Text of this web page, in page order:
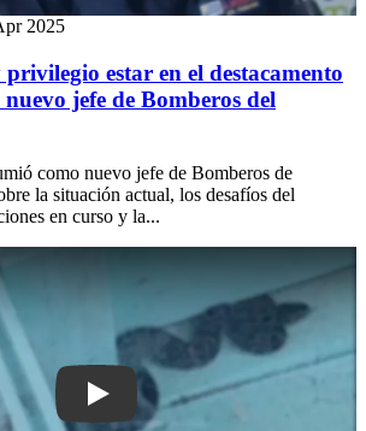
2025
estar en el destacamento
jefe de Bomberos del
como nuevo jefe de Bomberos de
la situación actual, los desafíos del
en curso y la...
Play: Entre dos y cuatro rescates